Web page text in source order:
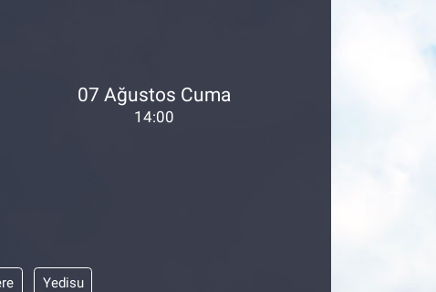
07 Ağustos Cuma
14:00
Yedisu